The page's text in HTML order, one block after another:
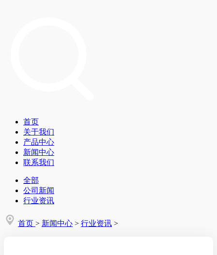
首页
关于我们
产品中心
新闻中心
联系我们
全部
公司新闻
行业资讯
首页 > 新闻中心 > 行业资讯 >